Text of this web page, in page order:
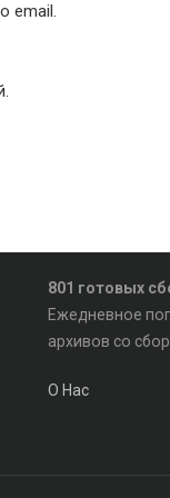
email.
801 готовых
Ежедневное
архивов со
О Нас